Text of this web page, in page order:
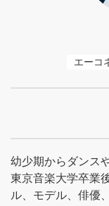
エーコ
幼少期からダンス
東京音楽大学卒業
ル、モデル、俳優